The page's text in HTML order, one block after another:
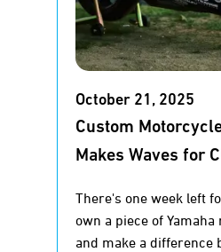
October 21, 2025
Custom
Makes Waves for
There's one week left
own a piece of
and make a difference